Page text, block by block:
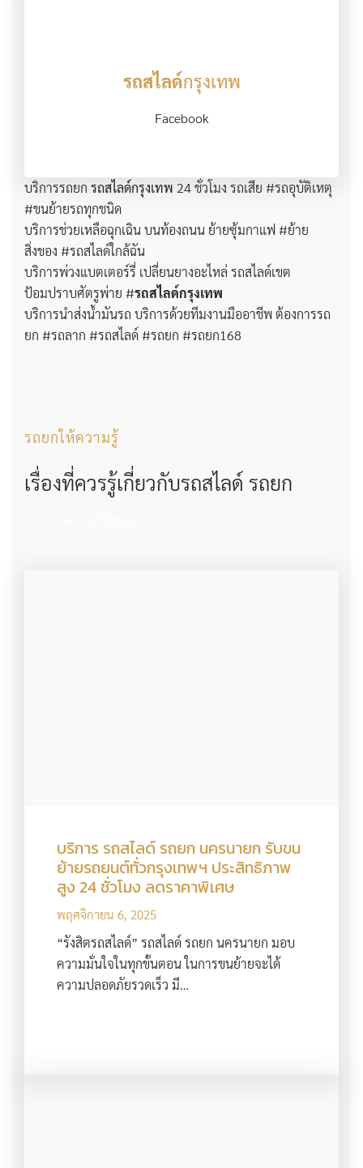
รถสไลด์กรุงเทพ
Facebook
บริการรถยก รถสไลด์กรุงเทพ 24 ชั่วโมง รถเสีย #รถอุบัติเหตุ
#ขนย้ายรถทุกชนิด
บริการช่วยเหลือฉุกเฉิน บนท้องถนน ย้ายซุ้มกาแฟ #ย้าย
สิ่งของ #รถสไลด์ใกล้ฉัน
บริการพ่วงแบตเตอร์รี่ เปลี่ยนยางอะไหล่ รถสไลด์เขต
ป้อมปราบศัตรูพ่าย #รถสไลด์กรุงเทพ
บริการนำส่งน้ำมันรถ บริการด้วยทีมงานมืออาชีพ ต้องการรถ
ยก #รถลาก #รถสไลด์ #รถยก #รถยก168
รถยกให้ความรู้
เรื่องที่ควรรู้เกี่ยวกับรถสไลด์ รถยก
บริการ รถสไลด์ รถยก นครนายก รับขน
ย้ายรถยนต์ทั่วกรุงเทพฯ ประสิทธิภาพ
สูง 24 ชั่วโมง ลดราคาพิเศษ
พฤศจิกายน 6, 2025
“รังสิตรถสไลด์” รถสไลด์ รถยก นครนายก มอบ
ความมั่นใจในทุกขั้นตอน ในการขนย้ายจะได้
ความปลอดภัยรวดเร็ว มี…